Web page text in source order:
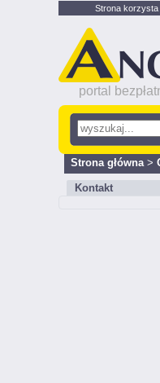
Strona korzysta
portal
Strona główna>
Kontakt